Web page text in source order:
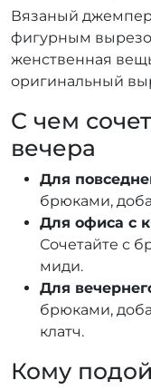
Вязаный
фигурным
женственная
оригинальный
С чем
вечера
Для
брюками,
Для офиса с
Сочетайте с
миди.
Для
брюками,
клатч.
Кому